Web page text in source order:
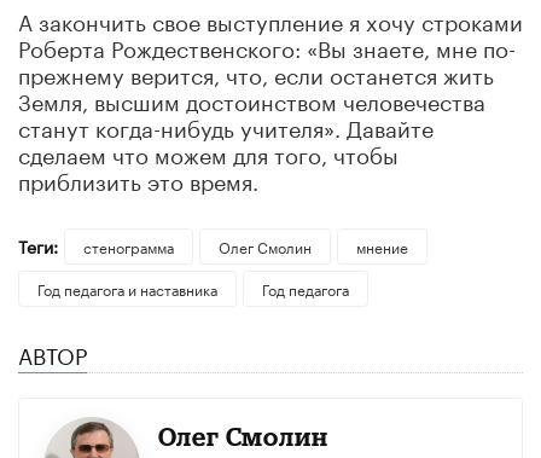
А закончить свое выступление я хочу строками
Роберта Рождественского: «Вы знаете, мне по-
прежнему верится, что, если останется жить
Земля, высшим достоинством человечества
станут когда-нибудь учителя». Давайте
сделаем что можем для того, чтобы
приблизить это время.
Теги: стенограмма Олег Смолин
мнение
Год педагога и наставника
Год педагога
АВТОР
Олег Смолин